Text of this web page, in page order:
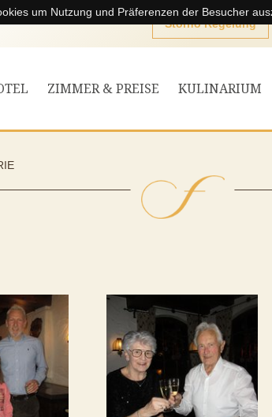
um Nutzung und Präferenzen der Besucher
Storno Regelung
ZIMMER & PREISE KULINARIUM